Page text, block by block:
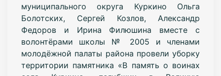
муниципального округа Куркино Ольга
Болотских, Сергей Козлов, Александр
Федоров и Ирина Филюшина вместе с
волонтёрами школы № 2005 и членами
молодёжной палаты района провели уборку
территории памятника «В память о воинах